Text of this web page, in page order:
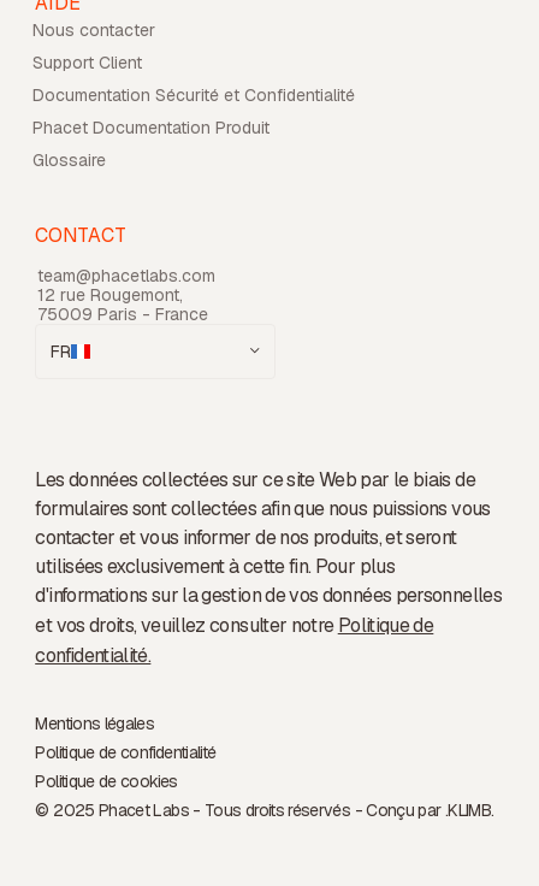
Nous contacter
Support Client
Documentation Sécurité et Confidentialité
Phacet Documentation Produit
Glossaire
CONTACT
team@phacetlabs.com
12 rue Rougemont,
75009 Paris - France
FR
Les données collectées sur ce site Web par le biais de
formulaires sont collectées afin que nous puissions vous
contacter et vous informer de nos produits, et seront
utilisées exclusivement à cette fin. Pour plus
d'informations sur la gestion de vos données personnelles
et vos droits, veuillez consulter notrePolitique de
confidentialité.
© 2025 Phacet Labs - Tous droits réservés - Conçu par .KLIMB.
Mentions légales
Politique de confidentialité
Politique de cookies